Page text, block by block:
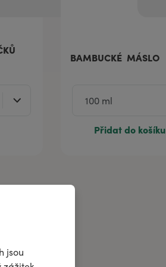
jsou
BAMBUCKÉ MÁSLO
Přidat do košíku